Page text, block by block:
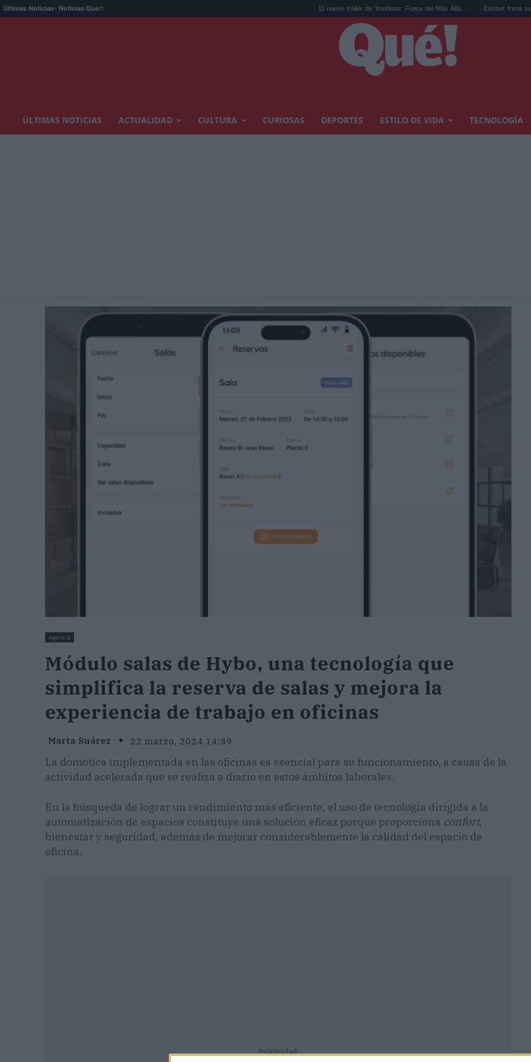
Últimas Noticias- Noticias Que!: El nuevo tráiler de 'Insidious: Fuera del Más Allá... Euríbor frena su caída:
ÚLTIMAS NOTICIAS ACTUALIDAD CULTURA CURIOSAS DEPORTES ESTILO DE VIDA TECNOLOGÍA
Agencia
Módulo salas de Hybo, una tecnología que
simplifica la reserva de salas y mejora la
experiencia de trabajo en oficinas
Marta Suárez 22 marzo, 2024 14:39
La domótica implementada en las oficinas es esencial para su funcionamiento, a causa de la
actividad acelerada que se realiza a diario en estos ámbitos laborales.
En la búsqueda de lograr un rendimiento más eficiente, el uso de tecnología dirigida a la
automatización de espacios constituye una solución eficaz porque proporciona confort,
bienestar y seguridad, además de mejorar considerablemente la calidad del espacio de
oficina.
Publicidad